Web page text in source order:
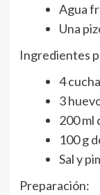
Agua
Una
Ingredientes
4
3
200 ml
100 g
Sal y
Preparación: